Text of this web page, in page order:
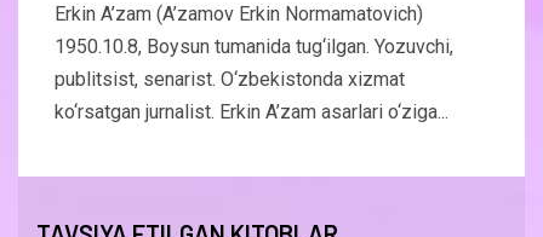
Erkin A’zam (A’zamov Erkin Normamatovich)
1950.10.8, Boysun tumanida tug‘ilgan. Yozuvchi,
publitsist, senarist. O‘zbekistonda xizmat
ko‘rsatgan jurnalist. Erkin A’zam asarlari o‘ziga...